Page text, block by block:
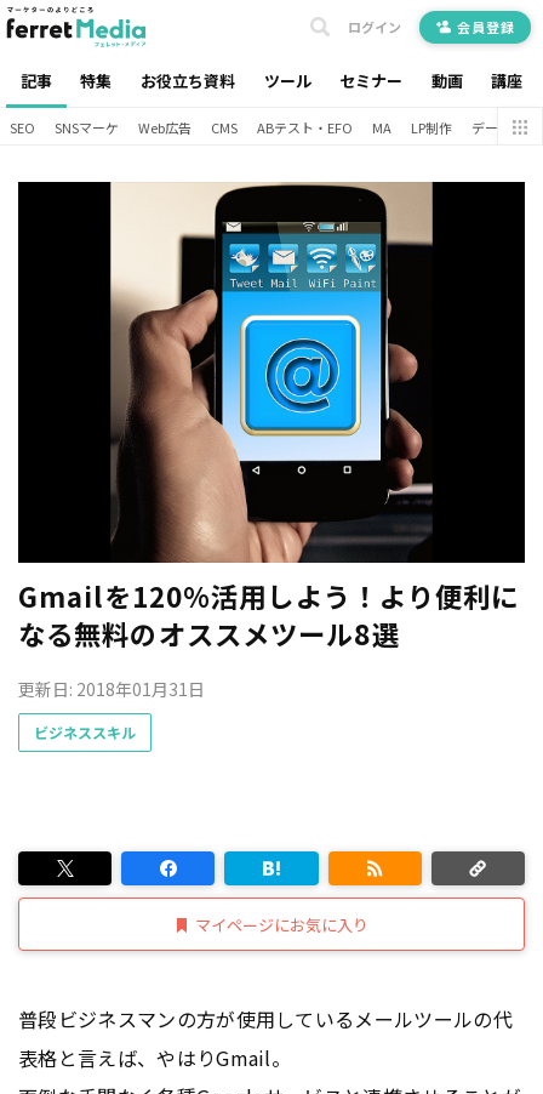
記事 特集 お役立ち資料 ツール セミナー 動画 講座
ログイン 会員登録
SEO SNSマーケ Web広告 CMS ABテスト・EFO MA LP制作 データ分析
Gmailを120%活用しよう！より便利に
なる無料のオススメツール8選
更新日: 2018年01月31日
ビジネススキル
マイページにお気に入り
普段ビジネスマンの方が使用しているメールツールの代
表格と言えば、やはりGmail。